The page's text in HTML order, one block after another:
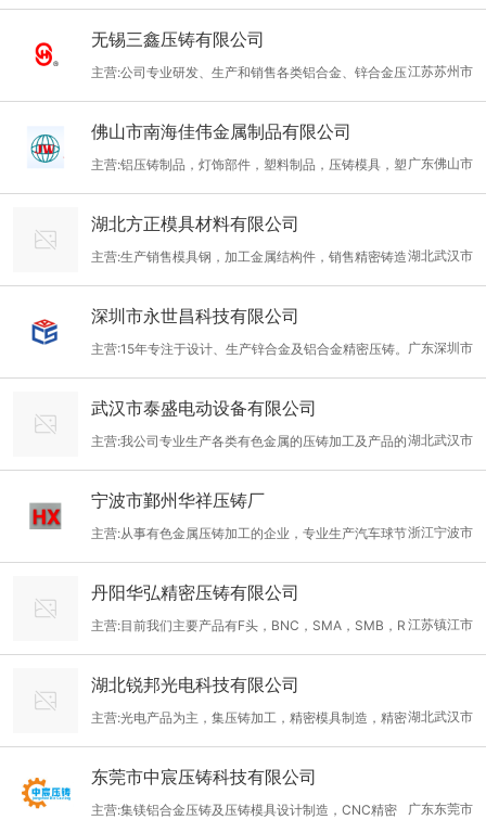
成，并具有模具开发、设计、制造、质量保证能力的制造中心,属台
资、独资企业
无锡三鑫压铸有限公司
江苏苏州市
主营:公司专业研发、生产和销售各类铝合金、锌合金压
铸件和“惠山牌”汽车发动机机油泵、水泵等。
佛山市南海佳伟金属制品有限公司
广东佛山市
主营:铝压铸制品，灯饰部件，塑料制品，压铸模具，塑
料模具的加工、产销。产品除满足国内厂家需求，还出口到国外，
目前出口国家有：美国、英国、意大利、德国、芬兰、加拿大、日
本、菲律宾等国家。
湖北方正模具材料有限公司
湖北武汉市
主营:生产销售模具钢，加工金属结构件，销售精密铸造
件
深圳市永世昌科技有限公司
广东深圳市
主营:15年专注于设计、生产锌合金及铝合金精密压铸。
武汉市泰盛电动设备有限公司
湖北武汉市
主营:我公司专业生产各类有色金属的压铸加工及产品的
深加工及表面处理，产品规格齐全，质量优。公司有各类压铸机10
台，数控车床10台，以及后处理设备多台，并能对产品进行，氧
化，电镀，喷塑，喷漆，喷砂，抛丸，等多种表面处理。欢迎你来
宁波市鄞州华祥压铸厂
浙江宁波市
主营:从事有色金属压铸加工的企业，专业生产汽车球节
及汽摩压铸配套件及其它压铸件，并制造压铸模具。
丹阳华弘精密压铸有限公司
江苏镇江市
主营:目前我们主要产品有F头，BNC，SMA，SMB，R
F，SFP等。并且能够做到产品的全套全系列供应，满足客户的一
站式采购。
湖北锐邦光电科技有限公司
湖北武汉市
主营:光电产品为主，集压铸加工，精密模具制造，精密
机加工
东莞市中宸压铸科技有限公司
广东东莞市
主营:集镁铝合金压铸及压铸模具设计制造，CNC精密